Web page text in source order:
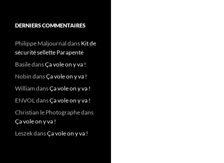
DERNIERS COMMENTAIRES
Philippe Maljournal dans Kit de
sécurité sellette Parapente
BasiledansÇa vole on y va !
Nobin dansÇa vole on y va !
William dansÇa vole on y va !
ENVOLdansÇa vole on y va !
Christian le Photographedans
Ça vole on y va !
LeszekdansÇa vole on y va !